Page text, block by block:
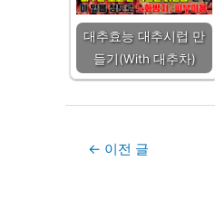
대추효능 대추시럽 만
들기(With 대추차)
Post← 이전 글